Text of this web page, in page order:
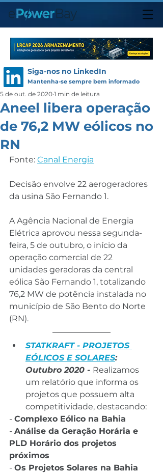
Siga-nos no LinkedIn
Mantenha-se sempre bem informado
Aneel libera operação
de 76,2 MW eólicos no
RN
5 de out. de 2020 1 min de leitura
Fonte: Canal Energia
Decisão envolve 22 aerogeradores
da usina São Fernando 1.
A Agência Nacional de Energia
Elétrica aprovou nessa segunda-
feira, 5 de outubro, o início da
operação comercial de 22
unidades geradoras da central
eólica São Fernando 1, totalizando
76,2 MW de potência instalada no
município de São Bento do Norte
(RN).
STATKRAFT - PROJETOS
EÓLICOS E SOLARES:
Outubro 2020 - Realizamos
um relatório que informa os
projetos que possuem alta
competitividade, destacando:
- Complexo Eólico na Bahia
- Análise da Geração Horária e
PLD Horário dos projetos
próximos
- Os Projetos Solares na Bahia